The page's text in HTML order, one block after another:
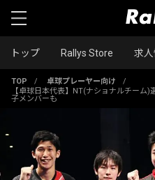
トップ Rallys Store 求
TOP / 卓球プレーヤー向け
/
【卓球日本代表】NT(ナショナルチー
子メンバーも